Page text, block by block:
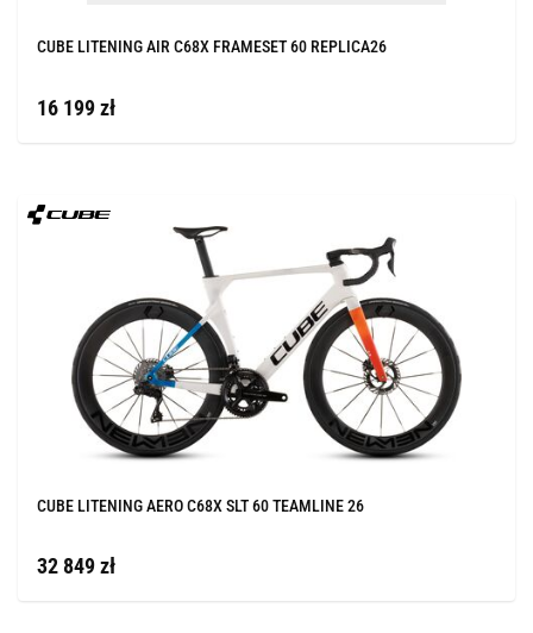
CUBE LITENING AIR C68X FRAMESET 60 REPLICA26
16 199 zł
CUBE LITENING AERO C68X SLT 60 TEAMLINE 26
32 849 zł